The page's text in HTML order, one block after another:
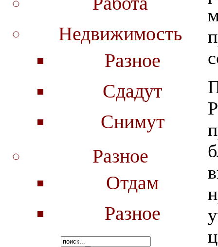
Недвижимость
Разное
Сдадут
Снимут
Разное
Отдам
Разное